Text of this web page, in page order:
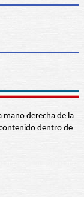
mano derecha de la
dentro de